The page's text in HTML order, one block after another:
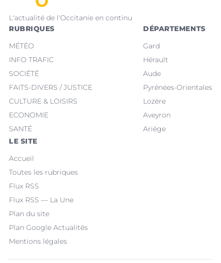
L'actualité de l'Occitanie en continu
RUBRIQUES
MÉTÉO
INFO TRAFIC
SOCIÉTÉ
FAITS-DIVERS / JUSTICE
CULTURE & LOISIRS
ECONOMIE
SANTÉ
DÉPARTEMENTS
Gard
Hérault
Aude
Pyrénées-Orientales
Lozère
Aveyron
Ariège
LE SITE
Accueil
Toutes les rubriques
Flux RSS
Flux RSS — La Une
Plan du site
Plan Google Actualités
Mentions légales